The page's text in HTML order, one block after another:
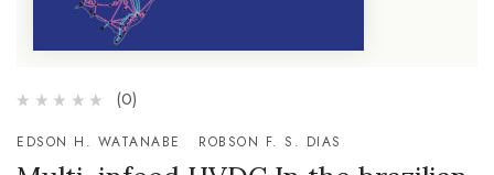
(0)
EDSON H. WATANABE ROBSON F. S. DIAS